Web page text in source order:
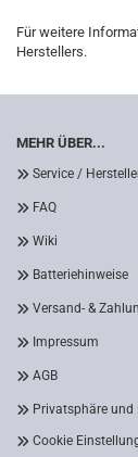
Für weitere
Herstellers.
MEHR ÜBER...
Service /
FAQ
Wiki
Batteriehinweise
Versand- &
Impressum
AGB
Privatsphäre und
Cookie